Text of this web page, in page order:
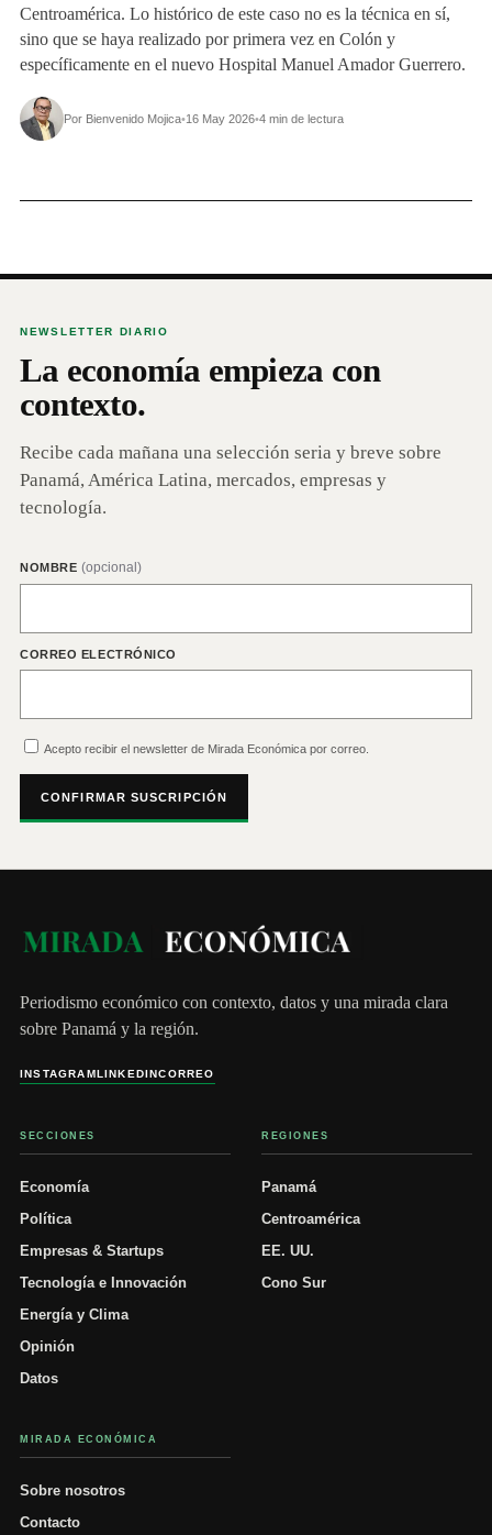
Centroamérica. Lo histórico de este caso no es la técnica en sí,
sino que se haya realizado por primera vez en Colón y
específicamente en el nuevo Hospital Manuel Amador Guerrero.
Por Bienvenido Mojica•16 May 2026•4 min de lectura
NEWSLETTER DIARIO
La economía empieza con
contexto.
Recibe cada mañana una selección seria y breve sobre
Panamá, América Latina, mercados, empresas y
tecnología.
NOMBRE (opcional)
CORREO ELECTRÓNICO
Acepto recibir el newsletter de Mirada Económica por correo.
CONFIRMAR SUSCRIPCIÓN
Periodismo económico con contexto, datos y una mirada clara
sobre Panamá y la región.
INSTAGRAMLINKEDINCORREO
SECCIONES
Economía
Política
Empresas & Startups
Tecnología e Innovación
Energía y Clima
Opinión
Datos
REGIONES
Panamá
Centroamérica
EE. UU.
Cono Sur
MIRADA ECONÓMICA
Sobre nosotros
Contacto